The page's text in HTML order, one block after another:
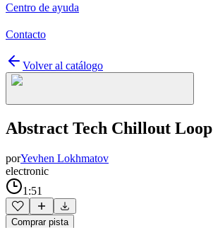
Centro de ayuda
Contacto
Volver al catálogo
Abstract Tech Chillout Loop
porYevhen Lokhmatov
electronic
1:51
Comprar pista